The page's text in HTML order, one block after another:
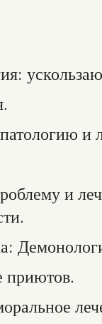
и
и
приютов.